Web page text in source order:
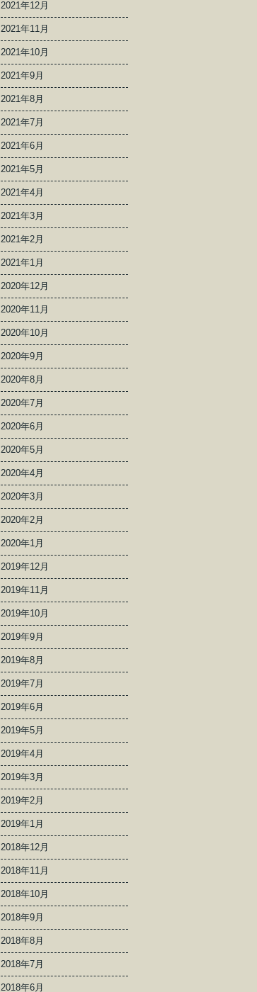
2021年12月
2021年11月
2021年10月
2021年9月
2021年8月
2021年7月
2021年6月
2021年5月
2021年4月
2021年3月
2021年2月
2021年1月
2020年12月
2020年11月
2020年10月
2020年9月
2020年8月
2020年7月
2020年6月
2020年5月
2020年4月
2020年3月
2020年2月
2020年1月
2019年12月
2019年11月
2019年10月
2019年9月
2019年8月
2019年7月
2019年6月
2019年5月
2019年4月
2019年3月
2019年2月
2019年1月
2018年12月
2018年11月
2018年10月
2018年9月
2018年8月
2018年7月
2018年6月